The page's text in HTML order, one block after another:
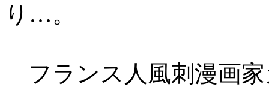
り…。
フランス人風刺漫画